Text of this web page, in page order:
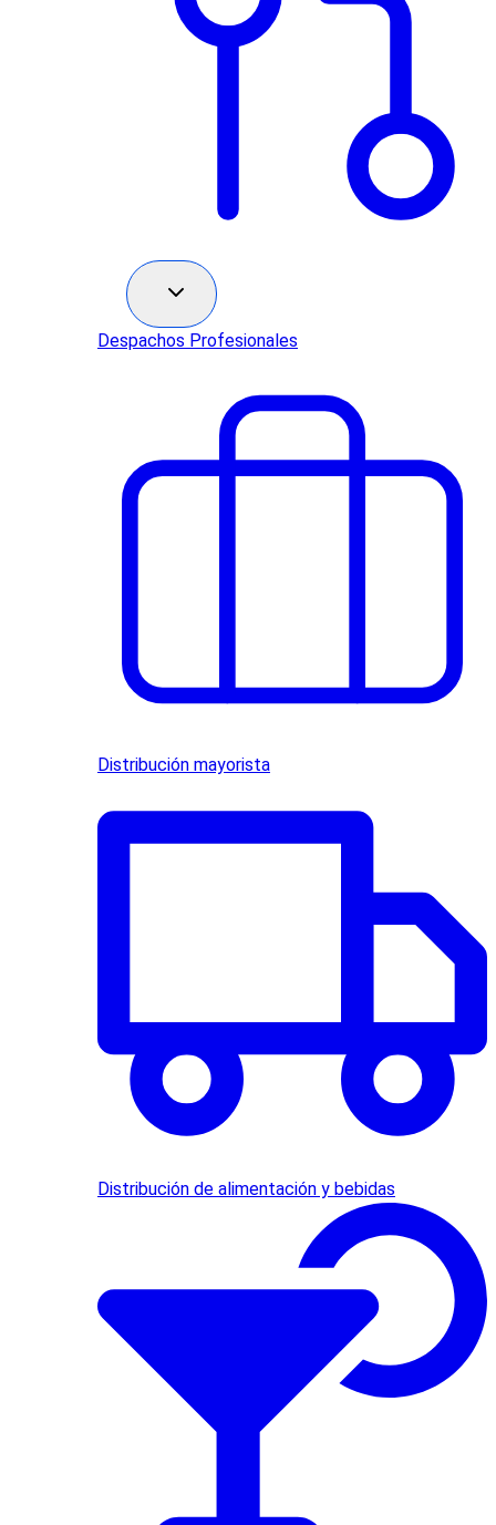
Despachos Profesionales
Distribución mayorista
Distribución de alimentación y bebidas